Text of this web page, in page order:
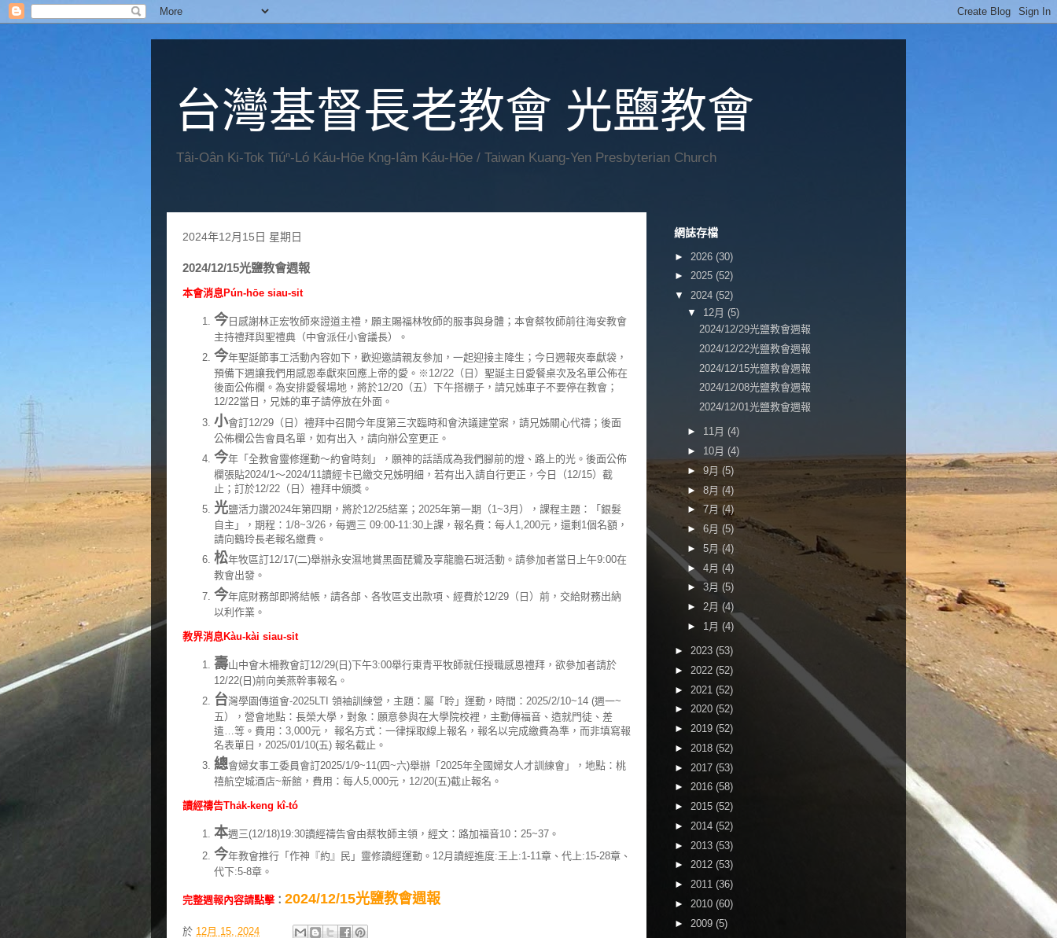
台灣基督長老教會 光鹽教會
Tâi-Oân Ki-Tok Tiúⁿ-Ló Káu-Hōe Kng-Iâm Káu-Hōe / Taiwan Kuang-Yen Presbyterian Church
2024年12月15日 星期日
2024/12/15光鹽教會週報
本會消息Pún-hōe siau-sit
今日感謝林正宏牧師來證道主禮，願主賜福林牧師的服事與身體；本會蔡牧師前往海安教會
主持禮拜與聖禮典（中會派任小會議長）。
今年聖誕節事工活動內容如下，歡迎邀請親友參加，一起迎接主降生；今日週報夾奉獻袋，
預備下週讓我們用感恩奉獻來回應上帝的愛。※12/22（日）聖誕主日愛餐桌次及名單公佈在
後面公佈欄。為安排愛餐場地，將於12/20（五）下午搭棚子，請兄姊車子不要停在教會；
12/22當日，兄姊的車子請停放在外面。
小會訂12/29（日）禮拜中召開今年度第三次臨時和會決議建堂案，請兄姊關心代禱；後面
公佈欄公告會員名單，如有出入，請向辦公室更正。
今年「全教會靈修運動～約會時刻」，願神的話語成為我們腳前的燈、路上的光。後面公佈
欄張貼2024/1～2024/11讀經卡已繳交兄姊明細，若有出入請自行更正，今日（12/15）截
止；訂於12/22（日）禮拜中頒獎。
光鹽活力讚2024年第四期，將於12/25結業；2025年第一期（1~3月），課程主題：「銀髮
自主」，期程：1/8~3/26，每週三 09:00-11:30上課，報名費：每人1,200元，還剩1個名額，
請向鶴玲長老報名繳費。
松年牧區訂12/17(二)舉辦永安濕地賞黑面琵鷺及享龍膽石斑活動。請參加者當日上午9:00在
教會出發。
今年底財務部即將結帳，請各部、各牧區支出款項、經費於12/29（日）前，交給財務出納
以利作業。
教界消息Kàu-kài siau-sit
壽山中會木柵教會訂12/29(日)下午3:00舉行東青平牧師就任授職感恩禮拜，欲參加者請於
12/22(日)前向美燕幹事報名。
台灣學園傳道會-2025LTI 領袖訓練營，主題：屬「聆」運動，時間：2025/2/10~14 (週一~
五），營會地點：長榮大學，對象：願意參與在大學院校裡，主動傳福音、造就門徒、差
遣…等。費用：3,000元， 報名方式：一律採取線上報名，報名以完成繳費為準，而非填寫報
名表單日，2025/01/10(五) 報名截止。
總會婦女事工委員會訂2025/1/9~11(四~六)舉辦「2025年全國婦女人才訓練會」，地點：桃
禧航空城酒店~新館，費用：每人5,000元，12/20(五)截止報名。
讀經禱告Tha̍k-keng kî-tó
本週三(12/18)19:30讀經禱告會由蔡牧師主領，經文：路加福音10：25~37。
今年教會推行「作神『約』民」靈修讀經運動。12月讀經進度:王上:1-11章、代上:15-28章、
代下:5-8章。
完整週報內容請點擊： 2024/12/15光鹽教會週報
於 12月 15, 2024
網誌存檔
► 2026 (30)
► 2025 (52)
▼ 2024 (52)
▼ 12月 (5)
2024/12/29光鹽教會週報
2024/12/22光鹽教會週報
2024/12/15光鹽教會週報
2024/12/08光鹽教會週報
2024/12/01光鹽教會週報
► 11月 (4)
► 10月 (4)
► 9月 (5)
► 8月 (4)
► 7月 (4)
► 6月 (5)
► 5月 (4)
► 4月 (4)
► 3月 (5)
► 2月 (4)
► 1月 (4)
► 2023 (53)
► 2022 (52)
► 2021 (52)
► 2020 (52)
► 2019 (52)
► 2018 (52)
► 2017 (53)
► 2016 (58)
► 2015 (52)
► 2014 (52)
► 2013 (53)
► 2012 (53)
► 2011 (36)
► 2010 (60)
► 2009 (5)